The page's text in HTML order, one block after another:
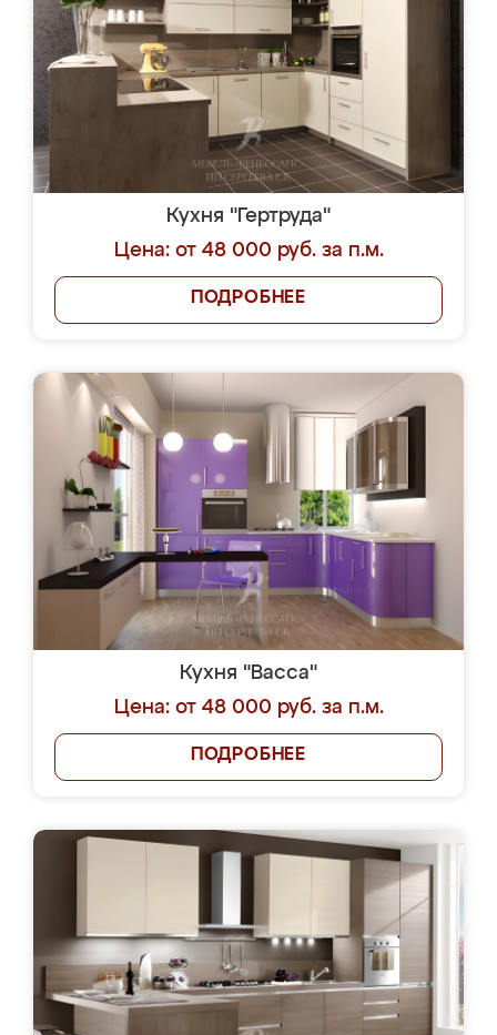
Кухня "Гертруда"
Цена: от 48 000 руб. за п.м.
ПОДРОБНЕЕ
Кухня "Васса"
Цена: от 48 000 руб. за п.м.
ПОДРОБНЕЕ